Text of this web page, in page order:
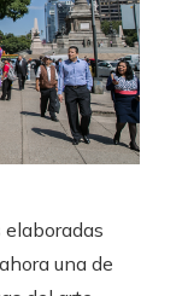
elaboradas
una de